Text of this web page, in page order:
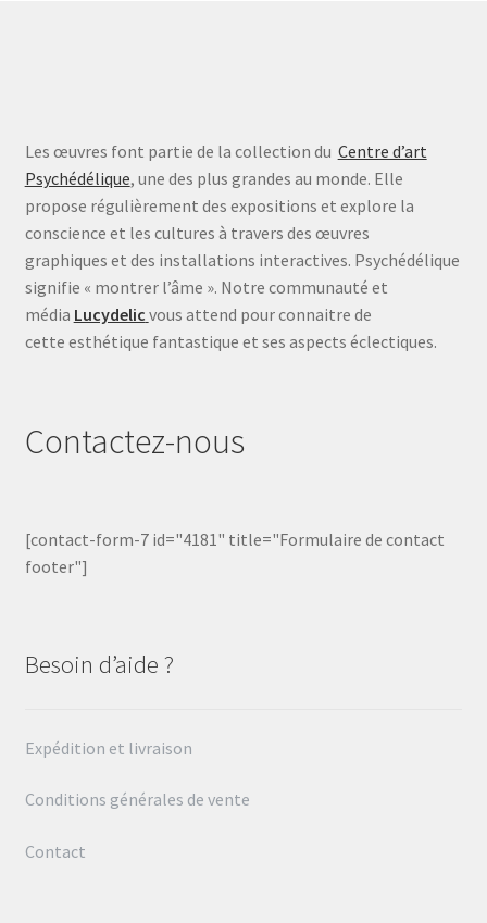
Les œuvres font partie de la collection du Centre d’art
Psychédélique, une des plus grandes au monde. Elle
propose régulièrement des expositions et explore la
conscience et les cultures à travers des œuvres
graphiques et des installations interactives. Psychédélique
signifie « montrer l’âme ». Notre communauté et
média Lucydelic vous attend pour connaitre de
cette esthétique fantastique et ses aspects éclectiques.
Contactez-nous
[contact-form-7 id="4181" title="Formulaire de contact
footer"]
Besoin d’aide ?
Expédition et livraison
Conditions générales de vente
Contact